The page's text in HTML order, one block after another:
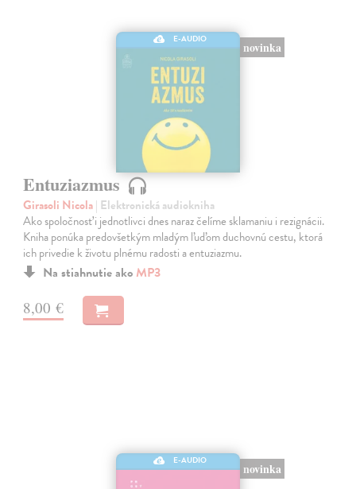
E-AUDIO
novinka
Entuziazmus
Girasoli Nicola| Elektronická audiokniha
Ako spoločnosť i jednotlivci dnes naraz čelíme sklamaniu i rezignácii.
Kniha ponúka predovšetkým mladým ľuďom duchovnú cestu, ktorá
ich privedie k životu plnému radosti a entuziazmu.
Na stiahnutie ako MP3
8,00 €
E-AUDIO
novinka